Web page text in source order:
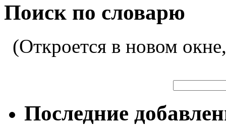
Поиск по словарю
(Откроется в новом
Последние